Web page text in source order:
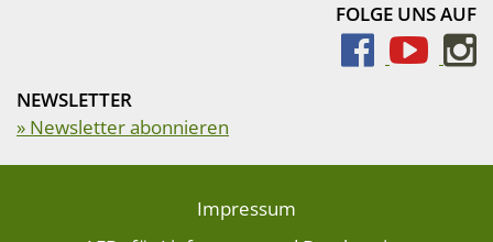
FOLGE UNS AUF
NEWSLETTER
» Newsletter abonnieren
Impressum